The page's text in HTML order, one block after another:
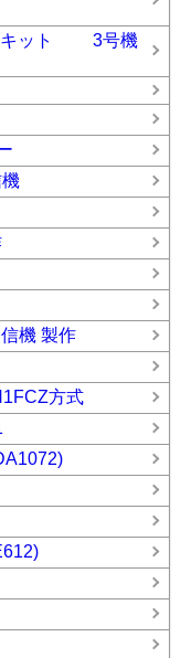
キット 3号機
信機 製作
方式